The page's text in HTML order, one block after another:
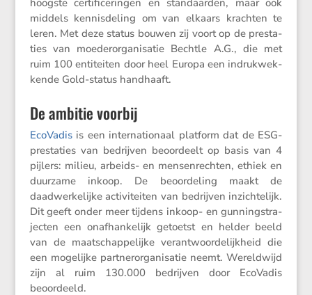
hoogste certi­fi­ce­ringen en standaarden, maar ook
middels kennis­de­ling om van elkaars krachten te
leren. Met deze status bouwen zij voort op de presta­
ties van moeder­or­ga­ni­satie Bechtle A.G., die met
ruim 100 entiteiten door heel Europa een indruk­wek­
kende Gold-status handhaaft.
De ambitie voorbij
EcoVadisis een inter­na­ti­o­naal platform dat de ESG-
presta­ties van bedrijven beoor­deelt op basis van 4
pijlers: milieu, arbeids- en mensen­rechten, ethiek en
duurzame inkoop. De beoor­de­ling maakt de
daadwer­ke­lijke activi­teiten van bedrijven inzich­te­lijk.
Dit geeft onder meer tijdens inkoop- en gunningstra­
jecten een onafhan­ke­lijk getoetst en helder beeld
van de maatschap­pe­lijke verant­woor­de­lijk­heid die
een mogelijke partner­or­ga­ni­satie neemt. Wereld­wijd
zijn al ruim 130.000 bedrijven door EcoVadis
beoordeeld.